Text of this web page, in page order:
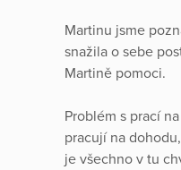
Martinu jsme
snažila o sebe
Martině pomoci.
Problém s prací
pracují na
je všechno v tu